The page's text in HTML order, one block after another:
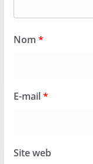
Nom *
E-mail*
Site web